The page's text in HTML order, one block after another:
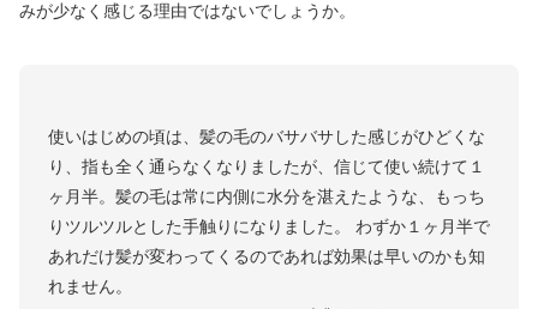
みが少なく感じる理由ではないでしょうか。
使いはじめの頃は、髪の毛のバサバサした感じがひどくな
り、指も全く通らなくなりましたが、信じて使い続けて１
ヶ月半。髪の毛は常に内側に水分を湛えたような、もっち
りツルツルとした手触りになりました。 わずか１ヶ月半で
あれだけ髪が変わってくるのであれば効果は早いのかも知
れません。